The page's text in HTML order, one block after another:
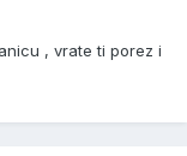
, vrate ti porez i